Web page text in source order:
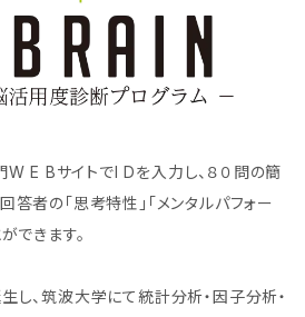
E BサイトでI Dを入力し、８０問の簡
者の「思考特性」「メンタルパフォー
できます。
し、筑波大学にて統計分析・因子分析・